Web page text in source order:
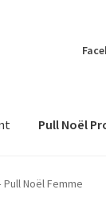
Pull Noël
Noël Femme